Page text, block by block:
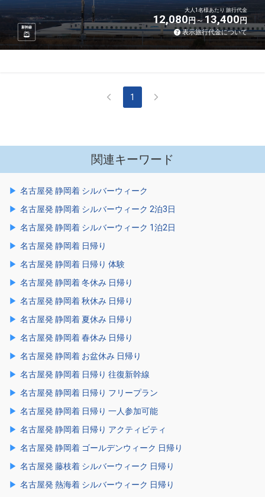
新幹線
大人1名様あたり 旅行代金
12,080円 13,400円
表示旅行代金について
1
関連キーワード
名古屋発 静岡着 シルバーウィーク
名古屋発 静岡着 シルバーウィーク 2泊3日
名古屋発 静岡着 シルバーウィーク 1泊2日
名古屋発 静岡着 日帰り
名古屋発 静岡着 日帰り 体験
名古屋発 静岡着 冬休み 日帰り
名古屋発 静岡着 秋休み 日帰り
名古屋発 静岡着 夏休み 日帰り
名古屋発 静岡着 春休み 日帰り
名古屋発 静岡着 お盆休み 日帰り
名古屋発 静岡着 日帰り 往復新幹線
名古屋発 静岡着 日帰り フリープラン
名古屋発 静岡着 日帰り 一人参加可能
名古屋発 静岡着 日帰り アクティビティ
名古屋発 静岡着 ゴールデンウィーク 日帰り
名古屋発 藤枝着 シルバーウィーク 日帰り
名古屋発 熱海着 シルバーウィーク 日帰り